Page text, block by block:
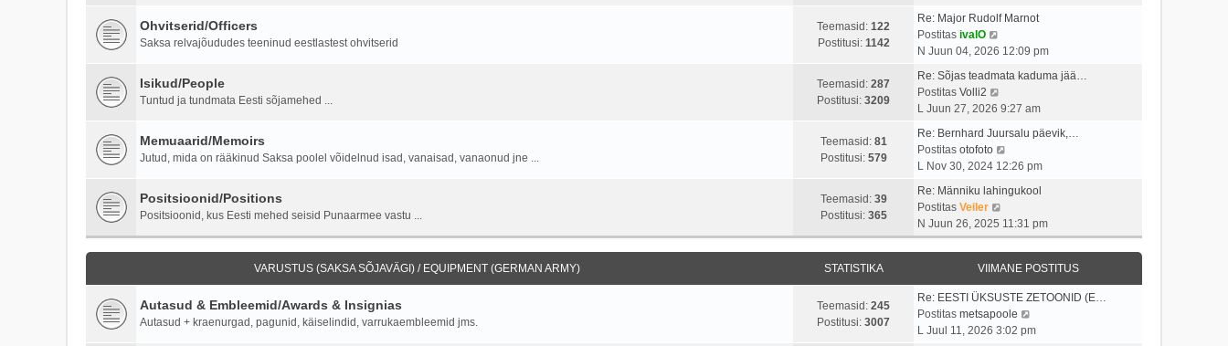
t
s
t
o
t
s
t
i
a
s
p
s
t
i
t
u
s
t
t
v
i
m
s
t
p
o
t
i
t
u
s
t
Ohvitserid/Officers
Saksa relvajõududes teeninud eestlastest ohvitserid
Teemasid: 122
Postitusi: 1142
Re: Major Rudolf Marnot
Postitas ivalO
a
t
v
i
i
m
s
t
p
s
i
t
u
N Juun 04, 2026 12:09 pm
Isikud/People
Tuntud ja tundmata Eesti sõjamehed ...
Teemasid: 287
Postitusi: 3209
Re: Sõjas teadmata kaduma jää…
Postitas Volli2
a
t
a
v
i
i
m
a
s
t
p
o
s
t
L Juun 27, 2026 9:27 am
Memuaarid/Memoirs
Jutud, mida on rääkinud Saksa poolel võidelnud isad, vanaisad, vanaonud jne ...
Teemasid: 81
Postitusi: 579
Re: Bernhard Juursalu päevik,…
Postitas otofoto
a
t
v
i
a
s
t
L Nov 30, 2024 12:26 pm
Positsioonid/Positions
Positsioonid, kus Eesti mehed seisid Punaarmee vastu ...
Teemasid: 39
Postitusi: 365
Re: Männiku lahingukool
Postitas Veiler
a
a
t
a
v
i
i
m
N Juun 26, 2025 11:31 pm
VARUSTUS (SAKSA SÕJAVÄGI) / EQUIPMENT (GERMAN ARMY) STATISTIKA VIIMANE POSTITUS
Autasud & Embleemid/Awards & Insignias
Autasud + kraenurgad, pagunid, käiselindid, varrukaembleemid jms.
Teemasid: 245
Postitusi: 3007
Re: EESTI ÜKSUSTE ZETOONID (E…
Postitas metsapoole
a
L Juul 11, 2026 3:02 pm